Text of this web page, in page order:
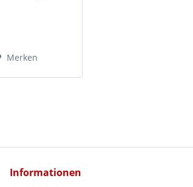
Merken
Informationen